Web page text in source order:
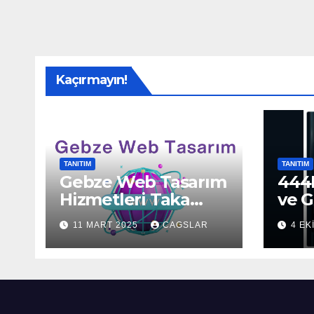
Kaçırmayın!
TANITIM
Gebze Web Tasarım
Hizmetleri Taka
Bilişim’de!
11 MART 2025 CAGSLAR
TANITIM
ve
4